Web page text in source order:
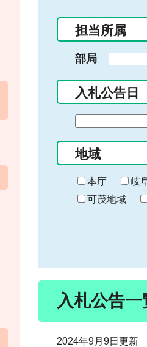
担当所属
部局
入札公告日
の
始
ま
り
地域
本庁 岐
可茂地域
入札公告一
2024年9月9日更新